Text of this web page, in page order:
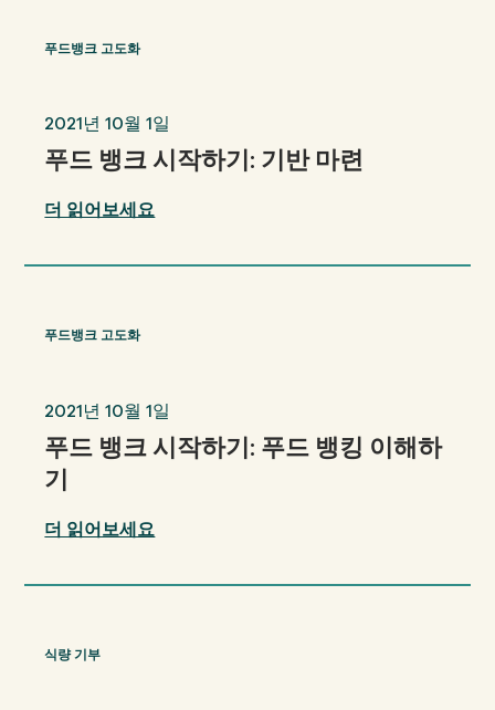
푸드뱅크 고도화
2021년 10월 1일
푸드 뱅크 시작하기: 기반 마련
더 읽어보세요
푸드뱅크 고도화
2021년 10월 1일
푸드 뱅크 시작하기: 푸드 뱅킹 이해하
기
더 읽어보세요
식량 기부